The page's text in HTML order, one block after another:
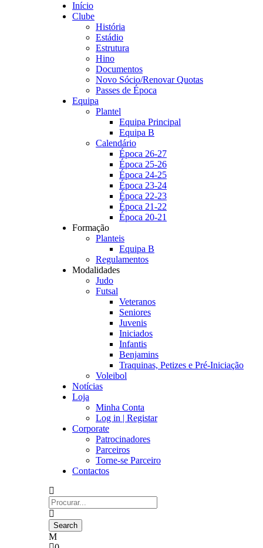
Início
Clube
História
Estádio
Estrutura
Hino
Documentos
Novo Sócio/Renovar Quotas
Passes de Época
Equipa
Plantel
Equipa Principal
Equipa B
Calendário
Época 26-27
Época 25-26
Época 24-25
Época 23-24
Época 22-23
Época 21-22
Época 20-21
Formação
Planteis
Equipa B
Regulamentos
Modalidades
Judo
Futsal
Veteranos
Seniores
Juvenis
Iniciados
Infantis
Benjamins
Traquinas, Petizes e Pré-Iniciação
Voleibol
Notícias
Loja
Minha Conta
Log in | Registar
Corporate
Patrocinadores
Parceiros
Torne-se Parceiro
Contactos